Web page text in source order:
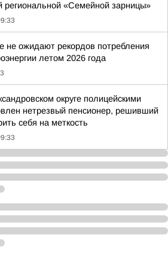
региональной «Семейной зарницы»
не ожидают рекордов потребления
летом 2026 года
округе полицейскими
нетрезвый пенсионер, решивший
себя на меткость